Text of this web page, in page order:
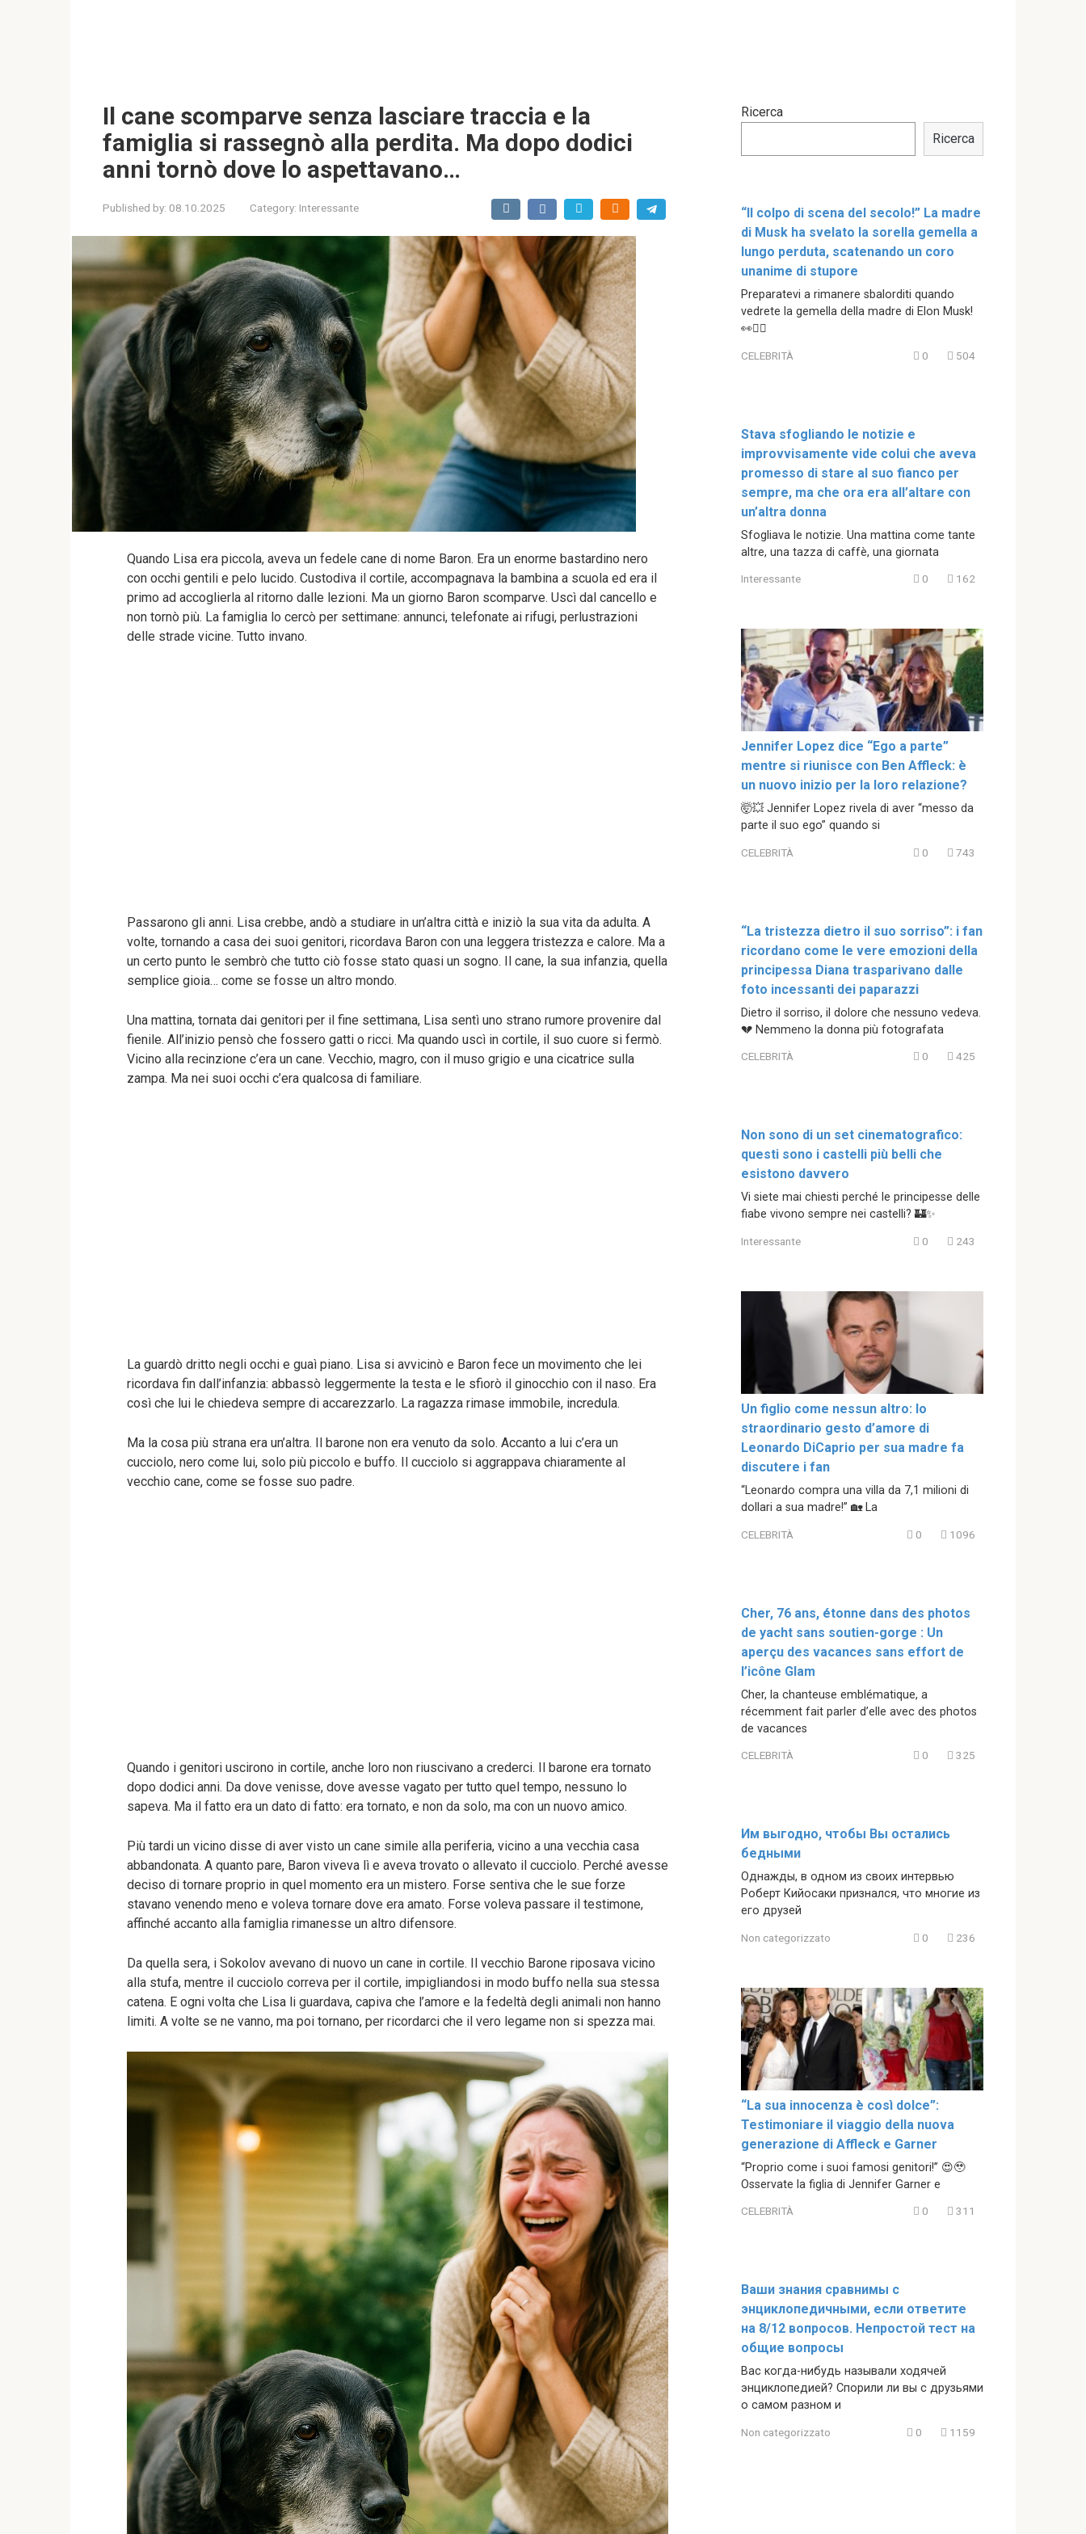
Il cane scomparve senza lasciare traccia e la
famiglia si rassegnò alla perdita. Ma dopo dodici
anni tornò dove lo aspettavano…
Published by: 08.10.2025 Category: Interessante
Quando Lisa era piccola, aveva un fedele cane di nome Baron. Era un enorme bastardino nero
con occhi gentili e pelo lucido. Custodiva il cortile, accompagnava la bambina a scuola ed era il
primo ad accoglierla al ritorno dalle lezioni. Ma un giorno Baron scomparve. Uscì dal cancello e
non tornò più. La famiglia lo cercò per settimane: annunci, telefonate ai rifugi, perlustrazioni
delle strade vicine. Tutto invano.
Passarono gli anni. Lisa crebbe, andò a studiare in un’altra città e iniziò la sua vita da adulta. A
volte, tornando a casa dei suoi genitori, ricordava Baron con una leggera tristezza e calore. Ma a
un certo punto le sembrò che tutto ciò fosse stato quasi un sogno. Il cane, la sua infanzia, quella
semplice gioia… come se fosse un altro mondo.
Una mattina, tornata dai genitori per il fine settimana, Lisa sentì uno strano rumore provenire dal
fienile. All’inizio pensò che fossero gatti o ricci. Ma quando uscì in cortile, il suo cuore si fermò.
Vicino alla recinzione c’era un cane. Vecchio, magro, con il muso grigio e una cicatrice sulla
zampa. Ma nei suoi occhi c’era qualcosa di familiare.
La guardò dritto negli occhi e guaì piano. Lisa si avvicinò e Baron fece un movimento che lei
ricordava fin dall’infanzia: abbassò leggermente la testa e le sfiorò il ginocchio con il naso. Era
così che lui le chiedeva sempre di accarezzarlo. La ragazza rimase immobile, incredula.
Ma la cosa più strana era un’altra. Il barone non era venuto da solo. Accanto a lui c’era un
cucciolo, nero come lui, solo più piccolo e buffo. Il cucciolo si aggrappava chiaramente al
vecchio cane, come se fosse suo padre.
Quando i genitori uscirono in cortile, anche loro non riuscivano a crederci. Il barone era tornato
dopo dodici anni. Da dove venisse, dove avesse vagato per tutto quel tempo, nessuno lo
sapeva. Ma il fatto era un dato di fatto: era tornato, e non da solo, ma con un nuovo amico.
Più tardi un vicino disse di aver visto un cane simile alla periferia, vicino a una vecchia casa
abbandonata. A quanto pare, Baron viveva lì e aveva trovato o allevato il cucciolo. Perché avesse
deciso di tornare proprio in quel momento era un mistero. Forse sentiva che le sue forze
stavano venendo meno e voleva tornare dove era amato. Forse voleva passare il testimone,
affinché accanto alla famiglia rimanesse un altro difensore.
Da quella sera, i Sokolov avevano di nuovo un cane in cortile. Il vecchio Barone riposava vicino
alla stufa, mentre il cucciolo correva per il cortile, impigliandosi in modo buffo nella sua stessa
catena. E ogni volta che Lisa li guardava, capiva che l’amore e la fedeltà degli animali non hanno
limiti. A volte se ne vanno, ma poi tornano, per ricordarci che il vero legame non si spezza mai.
Ricerca
Ricerca
“Il colpo di scena del secolo!” La madre
di Musk ha svelato la sorella gemella a
lungo perduta, scatenando un coro
unanime di stupore
Preparatevi a rimanere sbalorditi quando
vedrete la gemella della madre di Elon Musk!
👀👯‍♀️
CELEBRITÀ 0 504
Stava sfogliando le notizie e
improvvisamente vide colui che aveva
promesso di stare al suo fianco per
sempre, ma che ora era all’altare con
un’altra donna
Sfogliava le notizie. Una mattina come tante
altre, una tazza di caffè, una giornata
Interessante 0 162
Jennifer Lopez dice “Ego a parte”
mentre si riunisce con Ben Affleck: è
un nuovo inizio per la loro relazione?
🤯💥 Jennifer Lopez rivela di aver “messo da
parte il suo ego” quando si
CELEBRITÀ 0 743
“La tristezza dietro il suo sorriso”: i fan
ricordano come le vere emozioni della
principessa Diana trasparivano dalle
foto incessanti dei paparazzi
Dietro il sorriso, il dolore che nessuno vedeva.
💔 Nemmeno la donna più fotografata
CELEBRITÀ 0 425
Non sono di un set cinematografico:
questi sono i castelli più belli che
esistono davvero
Vi siete mai chiesti perché le principesse delle
fiabe vivono sempre nei castelli? 🏰✨
Interessante 0 243
Un figlio come nessun altro: lo
straordinario gesto d’amore di
Leonardo DiCaprio per sua madre fa
discutere i fan
“Leonardo compra una villa da 7,1 milioni di
dollari a sua madre!” 🏡 La
CELEBRITÀ 0 1096
Cher, 76 ans, étonne dans des photos
de yacht sans soutien-gorge : Un
aperçu des vacances sans effort de
l’icône Glam
Cher, la chanteuse emblématique, a
récemment fait parler d’elle avec des photos
de vacances
CELEBRITÀ 0 325
Им выгодно, чтобы Вы остались
бедными
Однажды, в одном из своих интервью
Роберт Кийосаки признался, что многие из
его друзей
Non categorizzato 0 236
“La sua innocenza è così dolce”:
Testimoniare il viaggio della nuova
generazione di Affleck e Garner
“Proprio come i suoi famosi genitori!” 😍🥹
Osservate la figlia di Jennifer Garner e
CELEBRITÀ 0 311
Ваши знания сравнимы с
энциклопедичными, если ответите
на 8/12 вопросов. Непростой тест на
общие вопросы
Вас когда-нибудь называли ходячей
энциклопедией? Спорили ли вы с друзьями
о самом разном и
Non categorizzato 0 1159